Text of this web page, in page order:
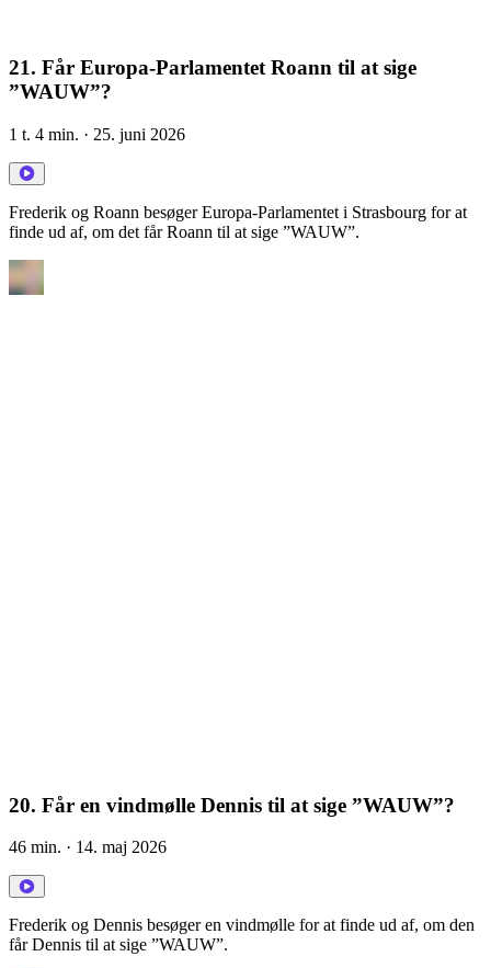
21. Får Europa-Parlamentet Roann til at sige
”WAUW”?
1 t. 4 min. · 25. juni 2026
Frederik og Roann besøger Europa-Parlamentet i Strasbourg for at
finde ud af, om det får Roann til at sige ”WAUW”.
20. Får en vindmølle Dennis til at sige ”WAUW”?
46 min. · 14. maj 2026
Frederik og Dennis besøger en vindmølle for at finde ud af, om den
får Dennis til at sige ”WAUW”.